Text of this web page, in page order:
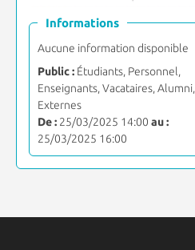
Informations
Aucune information disponible
Public :Étudiants, Personnel,
Enseignants, Vacataires, Alumni,
Externes
De :25/03/2025 14:00 au :
25/03/2025 16:00